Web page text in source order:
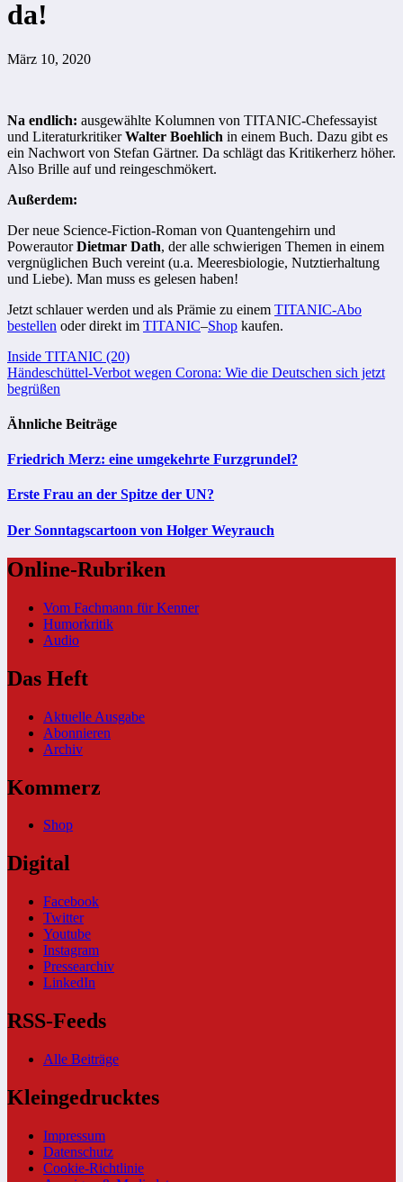
da!
März 10, 2020
Na endlich: ausgewählte Kolumnen von TITANIC-Chefessayist
und LiteraturkritikerWalter Boehlich in einem Buch. Dazu gibt es
ein Nachwort von Stefan Gärtner. Da schlägt das Kritikerherz höher.
Also Brille auf und reingeschmökert.
Außerdem:
Der neue Science-Fiction-Roman von Quantengehirn und
PowerautorDietmar Dath, der alle schwierigen Themen in einem
vergnüglichen Buch vereint (u.a. Meeresbiologie, Nutztierhaltung
und Liebe). Man muss es gelesen haben!
Jetzt schlauer werden und als Prämie zu einem TITANIC-Abo
bestellen oder direkt im TITANIC–Shop kaufen.
Beitragsnavigation
Inside TITANIC (20)
Händeschüttel-Verbot wegen Corona: Wie die Deutschen sich jetzt
begrüßen
Ähnliche Beiträge
Friedrich Merz: eine umgekehrte Furzgrundel?
Erste Frau an der Spitze der UN?
Der Sonntagscartoon von Holger Weyrauch
Online-Rubriken
Vom Fachmann für Kenner
Humorkritik
Audio
Das Heft
Aktuelle Ausgabe
Abonnieren
Archiv
Kommerz
Shop
Digital
Facebook
Twitter
Youtube
Instagram
Pressearchiv
LinkedIn
RSS-Feeds
Alle Beiträge
Kleingedrucktes
Impressum
Datenschutz
Cookie-Richtlinie